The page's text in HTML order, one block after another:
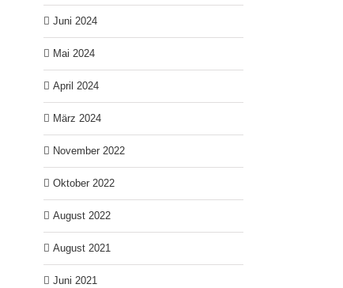
Juni 2024
Mai 2024
April 2024
März 2024
November 2022
Oktober 2022
August 2022
August 2021
Juni 2021